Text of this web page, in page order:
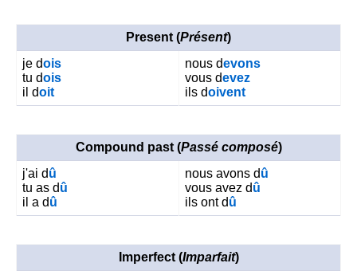
Present (Présent)
je dois
tu dois
il doit
nous devons
vous devez
ils doivent
Compound past (Passé composé)
j'ai dû
tu as dû
il a dû
nous avons dû
vous avez dû
ils ont dû
Imperfect (Imparfait)